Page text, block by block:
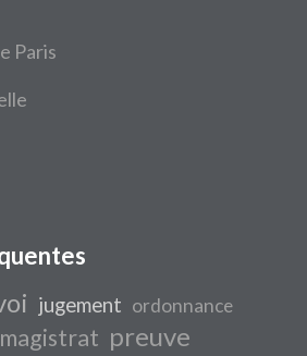
Paris
jugement ordonnance
magistrat preuve